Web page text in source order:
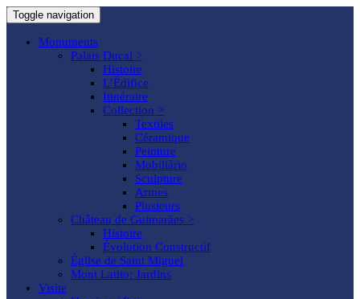
Toggle navigation
Monuments
Palais Ducal >
Histoire
L’Édifice
Itinéraire
Collection >
Textiles
Céramique
Peinture
Mobiliário
Sculpture
Armes
Plusieurs
Château de Guimarães >
Histoire
Évolution Constructif
Église de Saint Miguel
Mont Latito: Jardins
Visite